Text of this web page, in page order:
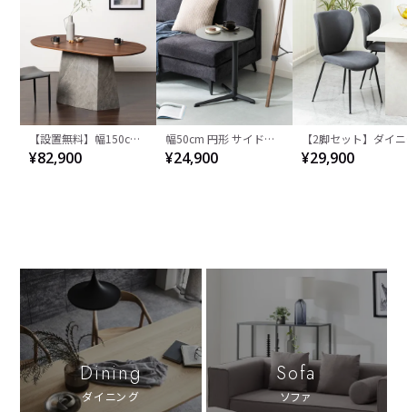
【設置無料】幅150cm
楕円 ダイニングテーブ
ュラル
¥82,900
幅50cm 円形 サイドテ
ーブル 昇降式 ELVA セ
¥24,900
【2脚セット】ダイ
グチェア ファブリッ
¥29,900
Dining
ダイニング
Sofa
ソファ